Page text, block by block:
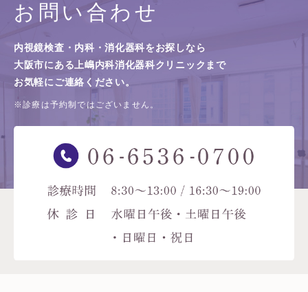
お問い合わせ
内視鏡検査・内科・消化器科をお探しなら
大阪市にある上嶋内科消化器科クリニックまで
お気軽にご連絡ください。
※診療は予約制ではございません。